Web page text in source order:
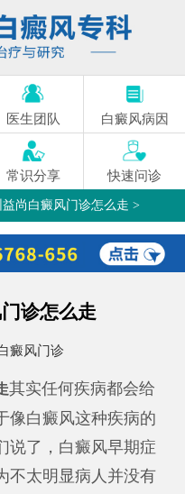
医生团队 白癜风病因
常识分享 快速问诊
益尚白癜风门诊怎么走 >
诊怎么走
癜风门诊
其实任何疾病都会给
像白癜风这种疾病的
说了，白癜风早期症
不太明显病人并没有